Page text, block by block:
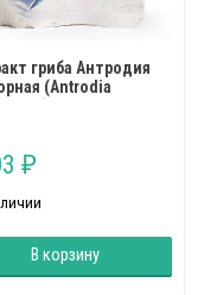
гриба Антродия
(Antrodia
₽
В корзину